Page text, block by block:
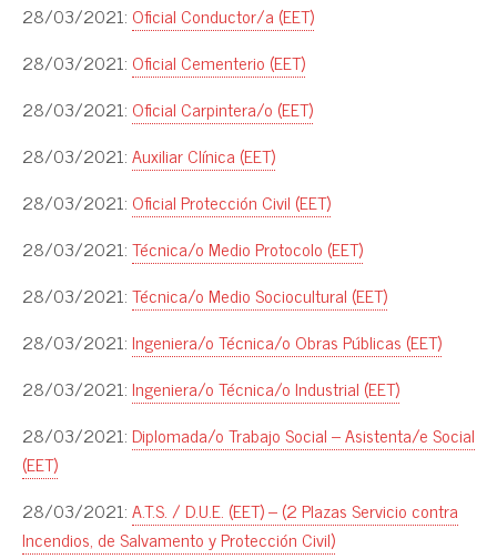
28/03/2021: Oficial Conductor/a (EET)
28/03/2021: Oficial Cementerio (EET)
28/03/2021: Oficial Carpintera/o (EET)
28/03/2021:Auxiliar Clínica (EET)
28/03/2021: Oficial Protección Civil (EET)
28/03/2021:Técnica/o Medio Protocolo (EET)
28/03/2021:Técnica/o Medio Sociocultural (EET)
28/03/2021: Ingeniera/o Técnica/o Obras Públicas (EET)
28/03/2021: Ingeniera/o Técnica/o Industrial (EET)
28/03/2021: Diplomada/o Trabajo Social – Asistenta/e Social
(EET)
28/03/2021:A.T.S. / D.U.E. (EET) – (2 Plazas Servicio contra
Incendios, de Salvamento y Protección Civil)